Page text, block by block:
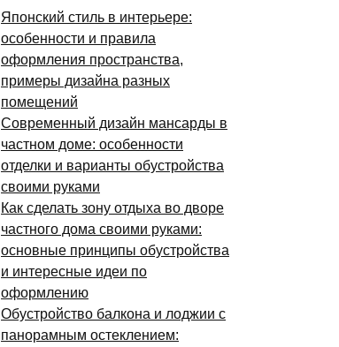
Японский стиль в интерьере:
особенности и правила
оформления пространства,
примеры дизайна разных
помещений
Современный дизайн мансарды в
частном доме: особенности
отделки и варианты обустройства
своими руками
Как сделать зону отдыха во дворе
частного дома своими руками:
основные принципы обустройства
и интересные идеи по
оформлению
Обустройство балкона и лоджии с
панорамным остеклением: